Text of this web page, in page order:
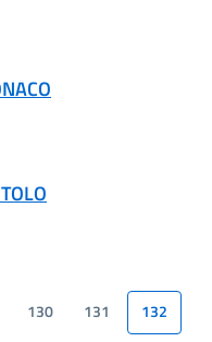
130 131
132